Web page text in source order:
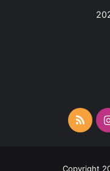
انستقرامملخص